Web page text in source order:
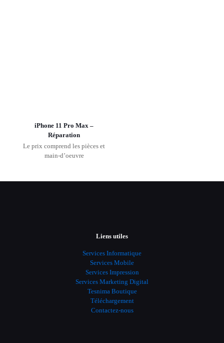
iPhone 11 Pro Max –
Réparation
Le prix comprend les pièces et
main-d’oeuvre
Liens utiles
Services Informatique
Services Mobile
Services Impression
Services Marketing Digital
Tesnima Boutique
Téléchargement
Contactez-nous